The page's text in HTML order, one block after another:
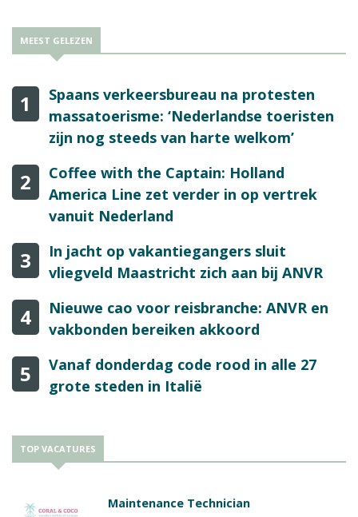
MEEST GELEZEN
1
Spaans verkeersbureau na protesten
massatoerisme: ‘Nederlandse toeristen
zijn nog steeds van harte welkom’
2
Coffee with the Captain: Holland
America Line zet verder in op vertrek
vanuit Nederland
3
In jacht op vakantiegangers sluit
vliegveld Maastricht zich aan bij ANVR
4
Nieuwe cao voor reisbranche: ANVR en
vakbonden bereiken akkoord
5
Vanaf donderdag code rood in alle 27
grote steden in Italië
TOP VACATURES
Maintenance Technician